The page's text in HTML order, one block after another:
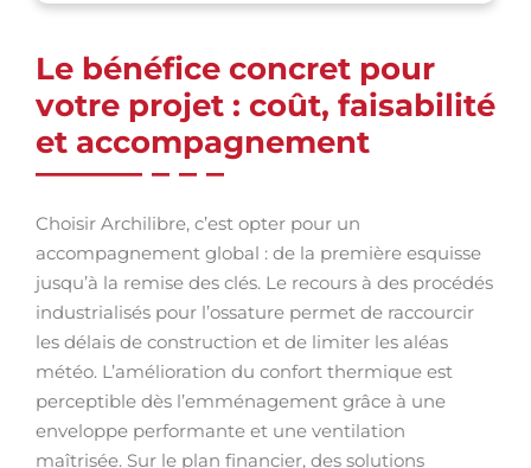
Le bénéfice concret pour
votre projet : coût, faisabilité
et accompagnement
Choisir Archilibre, c’est opter pour un
accompagnement global : de la première esquisse
jusqu’à la remise des clés. Le recours à des procédés
industrialisés pour l’ossature permet de raccourcir
les délais de construction et de limiter les aléas
météo. L’amélioration du confort thermique est
perceptible dès l’emménagement grâce à une
enveloppe performante et une ventilation
maîtrisée. Sur le plan financier, des solutions